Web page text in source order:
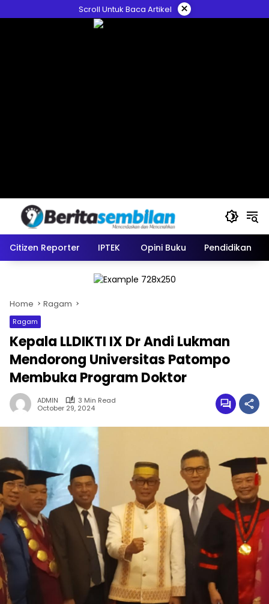
to
Scroll Untuk Baca Artikel ×
Citizen Reporter IPTEK Opini Buku Pendidikan
Home Ragam
Ragam
Kepala LLDIKTI IX Dr Andi Lukman
Mendorong Universitas Patompo
Membuka Program Doktor
ADMIN
3 Min Read
October 29, 2024